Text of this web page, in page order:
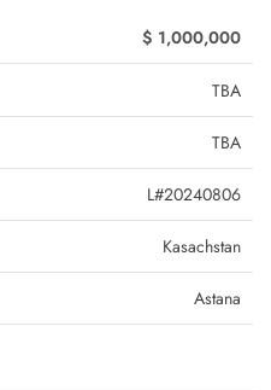
$ 1,000,000
TBA
TBA
L#20240806
Kasachstan
Astana